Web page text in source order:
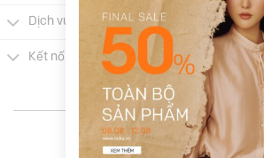
Dịch vụ khách hàng
Kết nối khách hàng
Copyright 2026 © LEIKA